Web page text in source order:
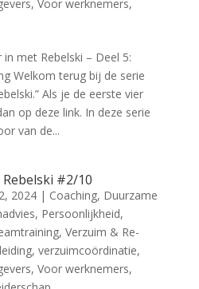
, Voor werknemers,
met Rebelski – Deel 5:
Welkom terug bij de serie
Als je de eerste vier
op deze link. In deze serie
van de...
#2/10
2024| Coaching, Duurzame
, Persoonlijkheid,
, Verzuim & Re-
, verzuimcoördinatie,
, Voor werknemers,